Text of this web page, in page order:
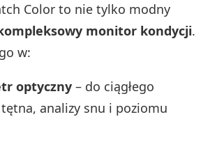
Color to nie tylko modny
monitor kondycji.
w:
optyczny – do ciągłego
analizy snu i poziomu